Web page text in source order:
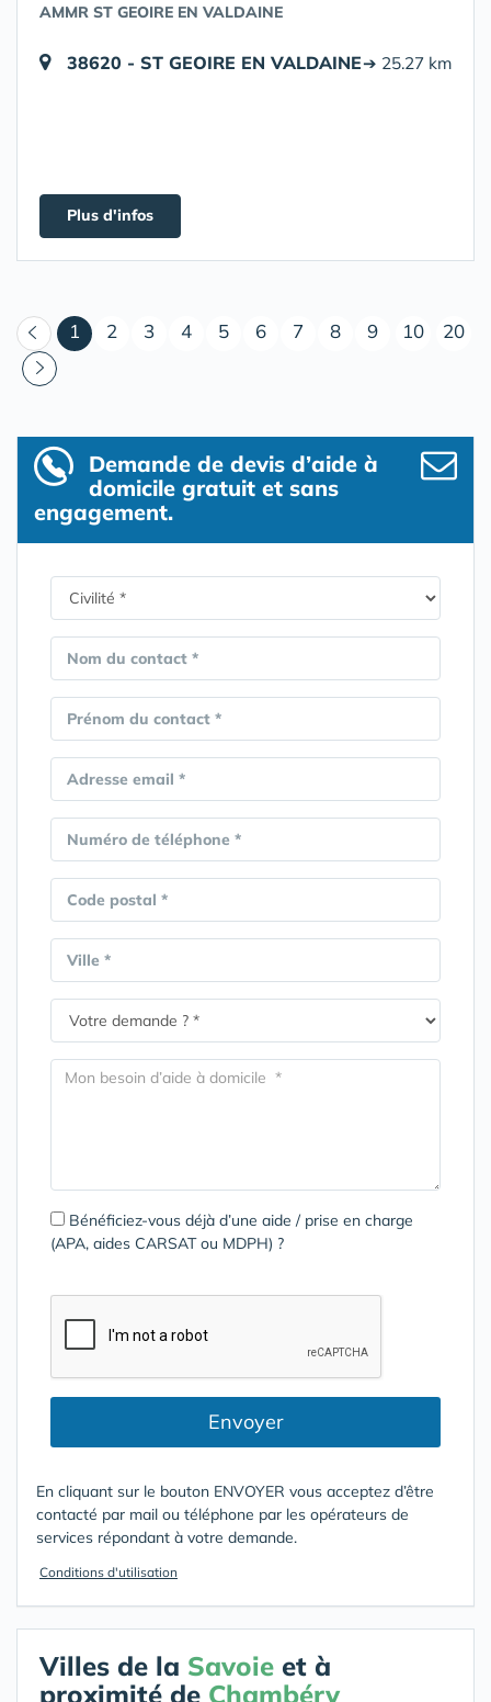
AMMR ST GEOIRE EN VALDAINE
38620 - ST GEOIRE EN VALDAINE➔ 25.27 km
Plus d'infos
1 (courant)
2 3 4 5 6 7 8 9 10 20
Demande de devis d’aide à
domicile gratuit et sans
engagement.
Nom du contact *
Prénom du contact *
Adresse email *
Numéro de téléphone *
Code postal *
Ville *
Bénéficiez-vous déjà d’une aide / prise en charge
(APA, aides CARSAT ou MDPH) ?
Envoyer
En cliquant sur le bouton ENVOYER vous acceptez d’être
contacté par mail ou téléphone par les opérateurs de
services répondant à votre demande.
Conditions d'utilisation
Villes de la Savoie et à
proximité de Chambéry